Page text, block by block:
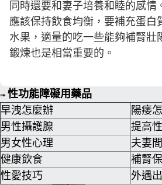
同時還要和妻子培養和睦的感情
應該保持飲食均衡，要補充蛋白
水果，適量的吃一些能夠補腎壯
鍛煉也是相當重要的。
➠ 性功能障礙用藥品
早洩怎麼辦
陽痿
男性攝護腺
提高
男女性心理
夫妻
健康飲食
補腎
性愛技巧
外遇